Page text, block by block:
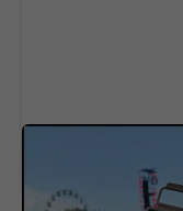
Na festival som
vychytávok.